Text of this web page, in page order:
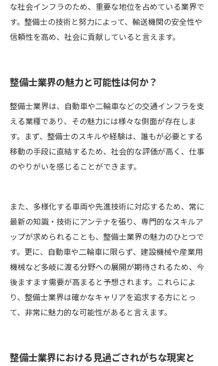
な社会インフラのため、重要な地位を占めている業界で
す。整備士の技術と努力によって、輸送機関の安全性や
信頼性を高め、社会に貢献していると言えます。
整備士業界の魅力と可能性は何か？
整備士業界は、自動車や二輪車などの交通インフラを支
える業種であり、その魅力には様々な側面が存在しま
す。まず、整備士のスキルや経験は、誰もが必要とする
移動の手段に直結するため、社会的な評価が高く、仕事
のやりがいを感じることができます。
また、多様化する車両や先進技術に対応するため、常に
最新の知識・技術にアンテナを張り、専門的なスキルア
ップが求められることも、整備士業界の魅力のひとつで
す。更に、自動車や二輪車に限らず、建設機械や産業用
機械など多岐に渡る分野への展開が期待されるため、今
後ますます需要が高まると予想されます。これらによ
り、整備士業界は確かなキャリアを追求する方にとっ
て、非常に魅力的な可能性があると言えます。
整備士業界における見過ごされがちな現実と